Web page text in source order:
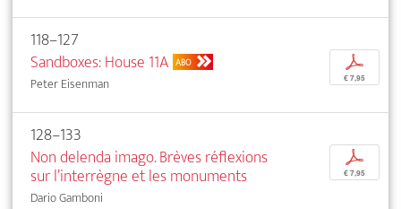
118–127
Sandboxes: House 11A ABO
Peter Eisenman
p
€ 7,95
128–133
Non delenda imago. Brèves réflexions
sur l’interrègne et les monuments
Dario Gamboni
p
€ 7,95